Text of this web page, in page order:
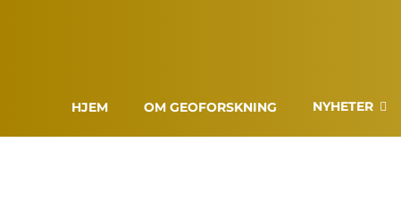
HJEM OM GEOFORSKNING NYHETER